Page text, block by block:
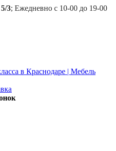
3; Ежедневно с 10-00 до 19-00